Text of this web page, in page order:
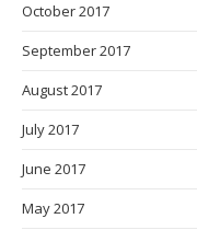
October 2017
September 2017
August 2017
July 2017
June 2017
May 2017